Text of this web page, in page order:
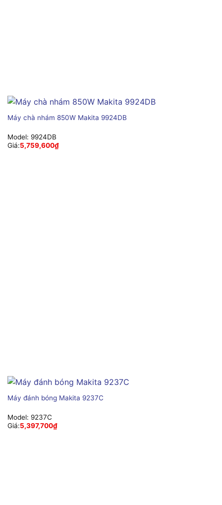
Máy chà nhám 850W Makita 9924DB
Model: 9924DB
Giá:5,759,600₫
Máy đánh bóng Makita 9237C
Model: 9237C
Giá:5,397,700₫